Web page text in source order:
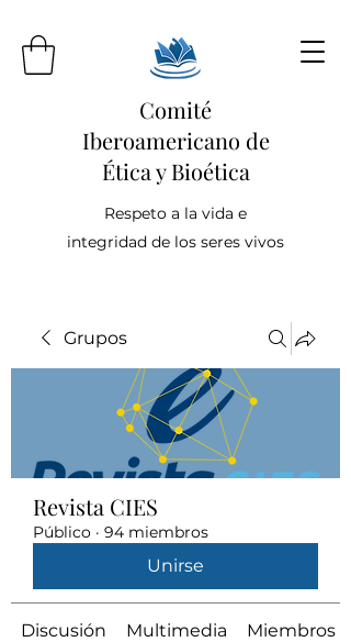
Comité
Iberoamericano de
Ética y Bioética
Respeto a la vida e
integridad de los seres vivos
Grupos
Revista CIES
Público · 94 miembros
Unirse
Discusión Multimedia Miembros